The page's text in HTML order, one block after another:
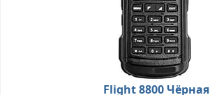
Flight 8800 Чёрная